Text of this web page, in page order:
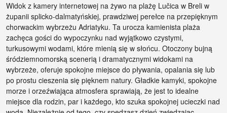
Widok z kamery internetowej na żywo na plażę Lučica w Breli w
żupanii splicko-dalmatyńskiej, prawdziwej perełce na przepięknym
chorwackim wybrzeżu Adriatyku. Ta urocza kamienista plaża
zachęca gości do wypoczynku nad wyjątkowo czystymi,
turkusowymi wodami, które mienią się w słońcu. Otoczony bujną
śródziemnomorską scenerią i dramatycznymi widokami na
wybrzeże, oferuje spokojne miejsce do pływania, opalania się lub
po prostu cieszenia się pięknem natury. Gładkie kamyki, spokojne
morze i orzeźwiająca atmosfera sprawiają, że jest to idealne
miejsce dla rodzin, par i każdego, kto szuka spokojnej ucieczki nad